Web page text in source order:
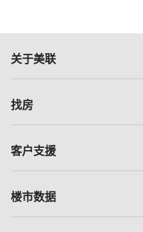
关于美联
美联集团
人才招募
找房
一手新房
减价
客户支援
自助放盘
楼市数据